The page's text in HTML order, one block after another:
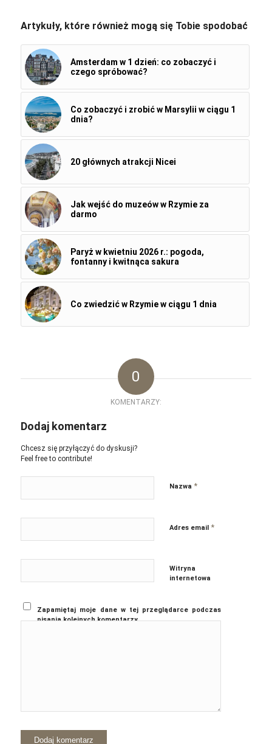
Artykuły, które również mogą się Tobie spodobać
Amsterdam w 1 dzień: co zobaczyć i
czego spróbować?
Co zobaczyć i zrobić w Marsylii w ciągu 1
dnia?
20 głównych atrakcji Nicei
Jak wejść do muzeów w Rzymie za
darmo
Paryż w kwietniu 2026 r.: pogoda,
fontanny i kwitnąca sakura
Co zwiedzić w Rzymie w ciągu 1 dnia
0
KOMENTARZY:
Dodaj komentarz
Chcesz się przyłączyć do dyskusji?
Feel free to contribute!
Nazwa *
Adres email *
Witryna
internetowa
Zapamiętaj moje dane w tej przeglądarce podczas
pisania kolejnych komentarzy.